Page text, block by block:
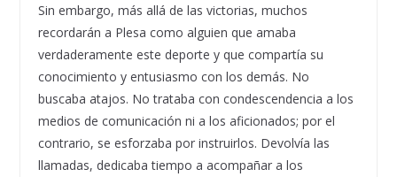
Sin embargo, más allá de las victorias, muchos
recordarán a Plesa como alguien que amaba
verdaderamente este deporte y que compartía su
conocimiento y entusiasmo con los demás. No
buscaba atajos. No trataba con condescendencia a los
medios de comunicación ni a los aficionados; por el
contrario, se esforzaba por instruirlos. Devolvía las
llamadas, dedicaba tiempo a acompañar a los